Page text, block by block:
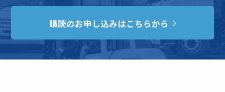
購読のお申し込みはこちらから